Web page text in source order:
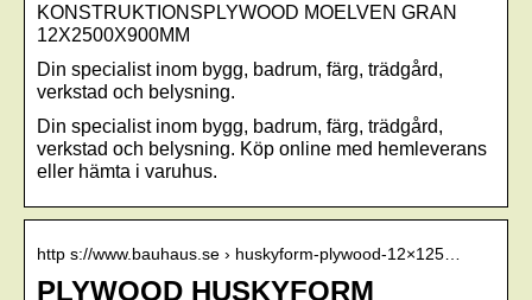
KONSTRUKTIONSPLYWOOD MOELVEN GRAN
12X2500X900MM
Din specialist inom bygg, badrum, färg, trädgård,
verkstad och belysning.
Din specialist inom bygg, badrum, färg, trädgård,
verkstad och belysning. Köp online med hemleverans
eller hämta i varuhus.
http s://www.bauhaus.se › huskyform-plywood-12×125…
PLYWOOD HUSKYFORM